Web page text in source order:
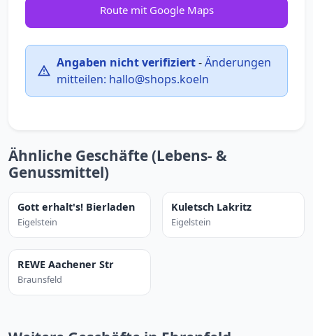
Route mit Google Maps
Angaben nicht verifiziert-Änderungen
mitteilen: hallo@shops.koeln
Ähnliche Geschäfte (Lebens- &
Genussmittel)
Gott erhalt's! Bierladen
Eigelstein
Kuletsch Lakritz
Eigelstein
REWE Aachener Str
Braunsfeld